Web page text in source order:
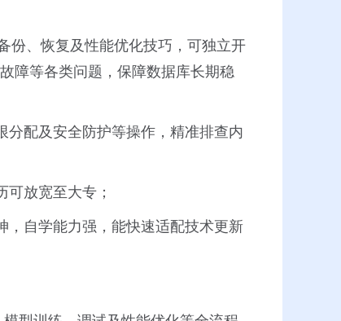
份、恢复及性能优化技巧，可独立开
障等各类问题，保障数据库长期稳
分配及安全防护等操作，精准排查内
放宽至大专；
，自学能力强，能快速适配技术更新